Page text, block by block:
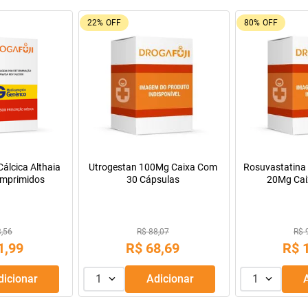
EMS 500mg
R$ 9,55
2,99
Adicionar
92% OFF
Tadalafila Ems 5mg 30
comprimidos revestidos
R$ 128,14
R$ 9,
1 Adicionar
26%
OFF
Leve +
Pregomin
ou
1